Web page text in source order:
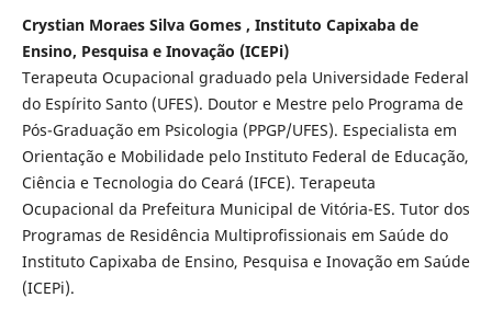
Crystian Moraes Silva Gomes , Instituto Capixaba de
Ensino, Pesquisa e Inovação (ICEPi)
Terapeuta Ocupacional graduado pela Universidade Federal
do Espírito Santo (UFES). Doutor e Mestre pelo Programa de
Pós-Graduação em Psicologia (PPGP/UFES). Especialista em
Orientação e Mobilidade pelo Instituto Federal de Educação,
Ciência e Tecnologia do Ceará (IFCE). Terapeuta
Ocupacional da Prefeitura Municipal de Vitória-ES. Tutor dos
Programas de Residência Multiprofissionais em Saúde do
Instituto Capixaba de Ensino, Pesquisa e Inovação em Saúde
(ICEPi).